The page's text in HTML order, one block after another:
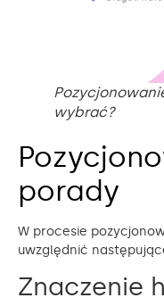
wybrać?
porady
W procesie
uwzględnić
Znaczenie